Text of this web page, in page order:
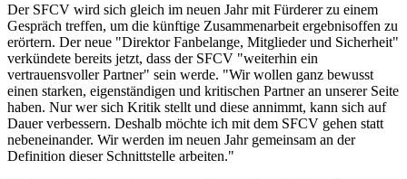
Der SFCV wird sich gleich im neuen Jahr mit Fürderer zu einem
Gespräch treffen, um die künftige Zusammenarbeit ergebnisoffen zu
erörtern. Der neue "Direktor Fanbelange, Mitglieder und Sicherheit"
verkündete bereits jetzt, dass der SFCV "weiterhin ein
vertrauensvoller Partner" sein werde. "Wir wollen ganz bewusst
einen starken, eigenständigen und kritischen Partner an unserer Seite
haben. Nur wer sich Kritik stellt und diese annimmt, kann sich auf
Dauer verbessern. Deshalb möchte ich mit dem SFCV gehen statt
nebeneinander. Wir werden im neuen Jahr gemeinsam an der
Definition dieser Schnittstelle arbeiten."